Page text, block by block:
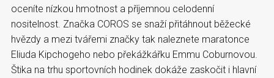
oceníte nízkou hmotnost a příjemnou celodenní
nositelnost. Značka COROS se snaží přitáhnout běžecké
hvězdy a mezi tvářemi značky tak naleznete maratonce
Eliuda Kipchogeho nebo překážkářku Emmu Coburnovou.
Štika na trhu sportovních hodinek dokáže zaskočit i hlavní